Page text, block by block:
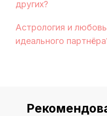
других?
Астрология и
идеального